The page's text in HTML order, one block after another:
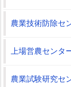
農業技術防除セ
上場営農センタ
農業試験研究セ